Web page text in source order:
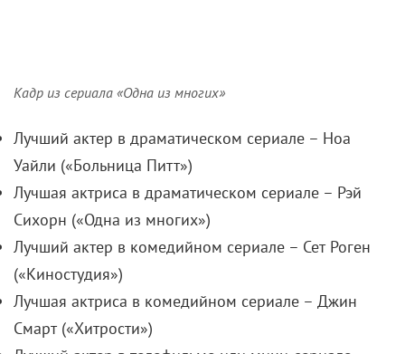
Кадр из сериала «Одна из многих»
Лучший актер в драматическом сериале – Ноа
Уайли («Больница Питт»)
Лучшая актриса в драматическом сериале – Рэй
Сихорн («Одна из многих»)
Лучший актер в комедийном сериале – Сет Роген
(«Киностудия»)
Лучшая актриса в комедийном сериале – Джин
Смарт («Хитрости»)